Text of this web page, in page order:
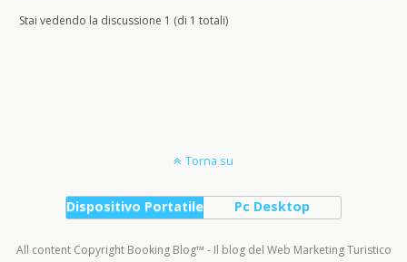
Stai vedendo la discussione 1 (di 1 totali)
Torna su
Dispositivo Portatile Pc Desktop
All content Copyright Booking Blog™ - Il blog del Web Marketing Turistico